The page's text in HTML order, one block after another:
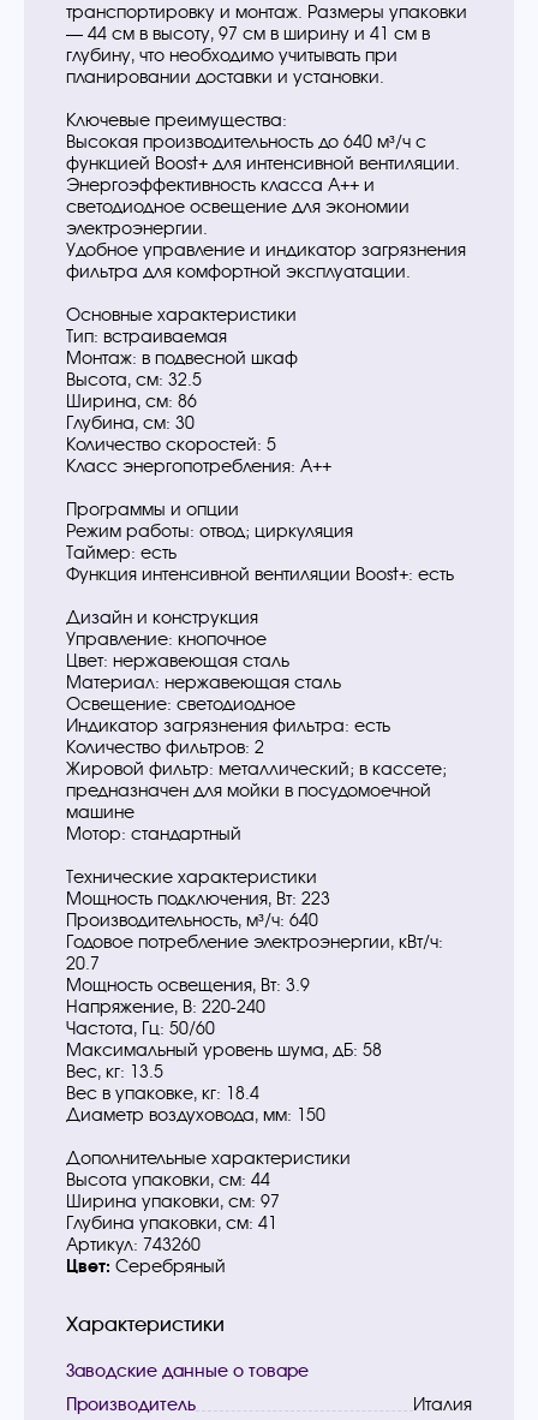
транспортировку и монтаж. Размеры упаковки
— 44 см в высоту, 97 см в ширину и 41 см в
глубину, что необходимо учитывать при
планировании доставки и установки.
Ключевые преимущества:
Высокая производительность до 640 м³/ч с
функцией Boost+ для интенсивной вентиляции.
Энергоэффективность класса A++ и
светодиодное освещение для экономии
электроэнергии.
Удобное управление и индикатор загрязнения
фильтра для комфортной эксплуатации.
Основные характеристики
Тип: встраиваемая
Монтаж: в подвесной шкаф
Высота, см: 32.5
Ширина, см: 86
Глубина, см: 30
Количество скоростей: 5
Класс энергопотребления: A++
Программы и опции
Режим работы: отвод; циркуляция
Таймер: есть
Функция интенсивной вентиляции Boost+: есть
Дизайн и конструкция
Управление: кнопочное
Цвет: нержавеющая сталь
Материал: нержавеющая сталь
Освещение: светодиодное
Индикатор загрязнения фильтра: есть
Количество фильтров: 2
Жировой фильтр: металлический; в кассете;
предназначен для мойки в посудомоечной
машине
Мотор: стандартный
Технические характеристики
Мощность подключения, Вт: 223
Производительность, м³/ч: 640
Годовое потребление электроэнергии, кВт/ч:
20.7
Мощность освещения, Вт: 3.9
Напряжение, В: 220-240
Частота, Гц: 50/60
Максимальный уровень шума, дБ: 58
Вес, кг: 13.5
Вес в упаковке, кг: 18.4
Диаметр воздуховода, мм: 150
Дополнительные характеристики
Высота упаковки, см: 44
Ширина упаковки, см: 97
Глубина упаковки, см: 41
Артикул: 743260
Цвет: Серебряный
Характеристики
Заводские данные о товаре
Производитель
Италия